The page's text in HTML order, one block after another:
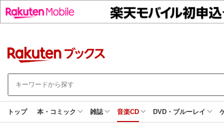
トップ 本・コミック 雑誌 音楽CD DVD・ブルーレイ